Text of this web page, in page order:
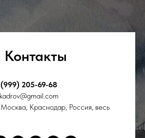
Контакты
205-69-68
Краснодар, Россия, весь